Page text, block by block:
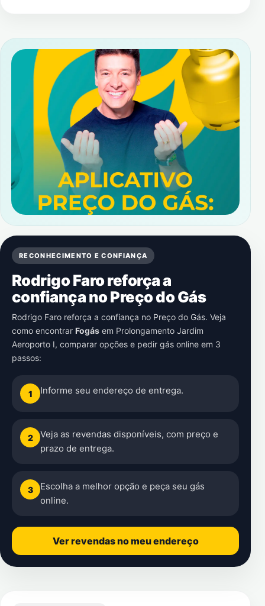
RECONHECIMENTO E CONFIANÇA
Rodrigo Faro reforça a
confiança no Preço do Gás
Rodrigo Faro reforça a confiança no Preço do Gás. Veja
como encontrar Fogás em Prolongamento Jardim
Aeroporto I, comparar opções e pedir gás online em 3
passos:
1 Informe seu endereço de entrega.
2
Veja as revendas disponíveis, com preço e
prazo de entrega.
3
Escolha a melhor opção e peça seu gás
online.
Ver revendas no meu endereço